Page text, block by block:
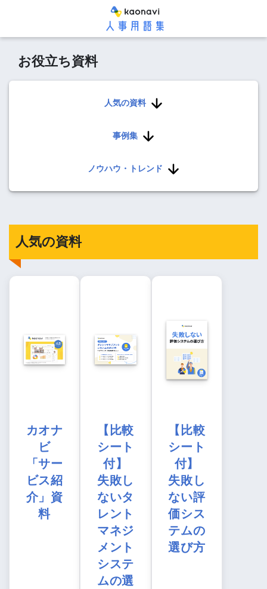
お役立ち資料
人気の資料
事例集
ノウハウ・トレンド
人気の資料
カオナ
ビ
「サー
ビス紹
介」資
料
【比較
シート
付】
失敗し
ないタ
レント
マネジ
メント
システ
ムの選
【比較
シート
付】
失敗し
ない評
価シス
テムの
選び方